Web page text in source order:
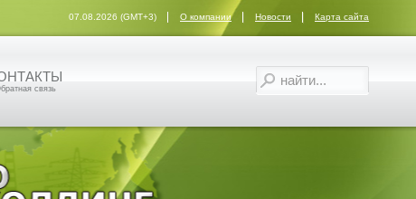
07.08.2026 (GMT+3) О компании Новости Карта сайта
связь